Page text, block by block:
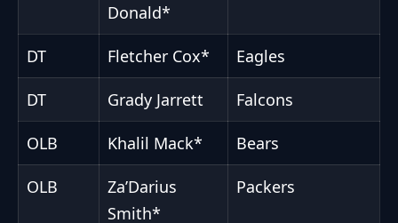
Donald*
DT Fletcher Cox* Eagles
DT Grady Jarrett Falcons
OLB Khalil Mack* Bears
OLB
Za’Darius
Smith*
Packers